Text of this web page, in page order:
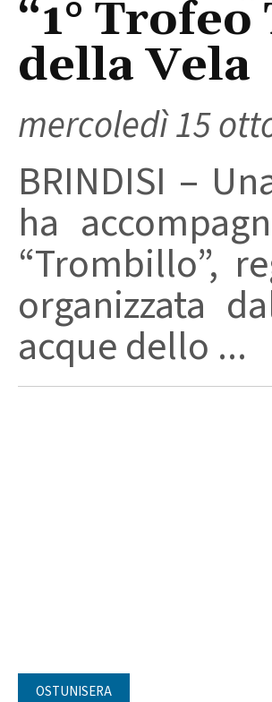
“1°
della Vela
mercoledì 15
BRINDISI –
ha
“Trombillo”,
organizzata
acque dello ...
OSTUNISERA